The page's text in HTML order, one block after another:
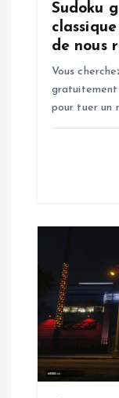
c
Sudoku
de nous
Vous
gratuitement
pour tuer un